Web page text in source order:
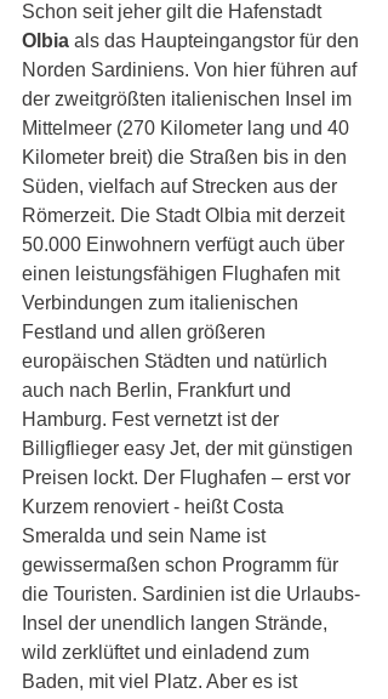
Schon seit jeher gilt die Hafenstadt
Olbia als das Haupteingangstor für den
Norden Sardiniens. Von hier führen auf
der zweitgrößten italienischen Insel im
Mittelmeer (270 Kilometer lang und 40
Kilometer breit) die Straßen bis in den
Süden, vielfach auf Strecken aus der
Römerzeit. Die Stadt Olbia mit derzeit
50.000 Einwohnern verfügt auch über
einen leistungsfähigen Flughafen mit
Verbindungen zum italienischen
Festland und allen größeren
europäischen Städten und natürlich
auch nach Berlin, Frankfurt und
Hamburg. Fest vernetzt ist der
Billigflieger easy Jet, der mit günstigen
Preisen lockt. Der Flughafen – erst vor
Kurzem renoviert - heißt Costa
Smeralda und sein Name ist
gewissermaßen schon Programm für
die Touristen. Sardinien ist die Urlaubs-
Insel der unendlich langen Strände,
wild zerklüftet und einladend zum
Baden, mit viel Platz. Aber es ist